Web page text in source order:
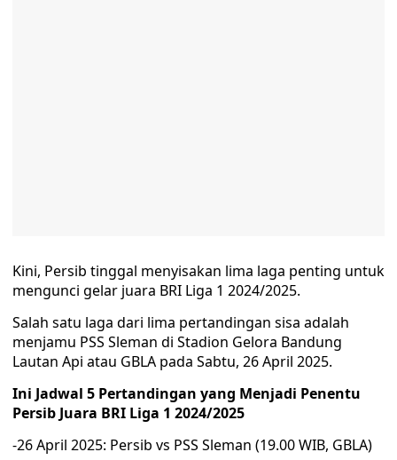
Kini, Persib tinggal menyisakan lima laga penting untuk
mengunci gelar juara BRI Liga 1 2024/2025.
Salah satu laga dari lima pertandingan sisa adalah
menjamu PSS Sleman di Stadion Gelora Bandung
Lautan Api atau GBLA pada Sabtu, 26 April 2025.
Ini Jadwal 5 Pertandingan yang Menjadi Penentu
Persib Juara BRI Liga 1 2024/2025
-26 April 2025: Persib vs PSS Sleman (19.00 WIB, GBLA)